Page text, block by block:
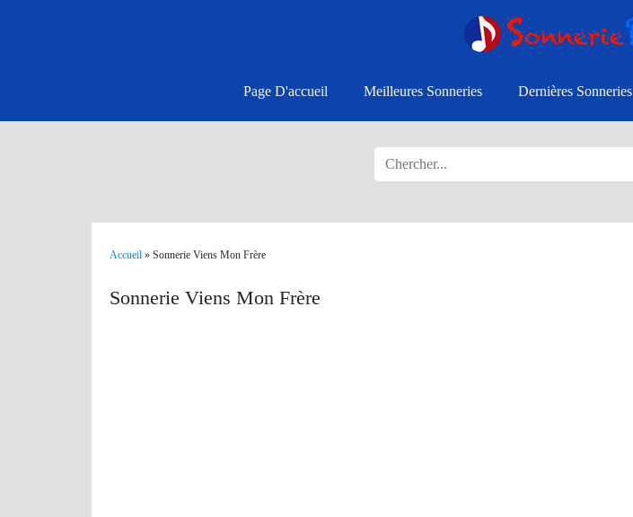
Page D'accueil Meilleures Sonneries Dernières Sonneries
Accueil » Sonnerie Viens Mon Frère
Sonnerie Viens Mon Frère